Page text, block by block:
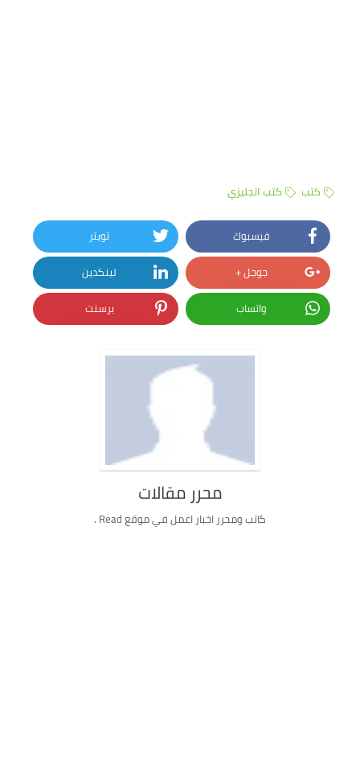
كتب كتب انجليزي
فيسبوك
تويتر
جوجل +
لينكدين
واتساب
برسنت
محرر مقالات
كاتب ومحرر اخبار اعمل في موقع Read .